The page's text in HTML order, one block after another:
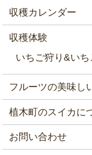
収穫カレンダー
収穫体験
いちご狩り&いち
フルーツの美味し
植木町のスイカに
お問い合わせ